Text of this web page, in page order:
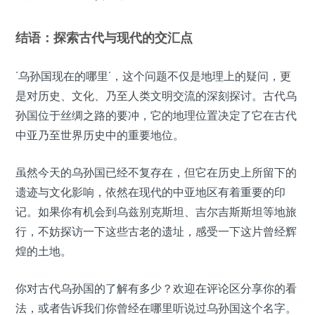
结语：探索古代与现代的交汇点
‘乌孙国现在的哪里’，这个问题不仅是地理上的疑问，更
是对历史、文化、乃至人类文明交流的深刻探讨。古代乌
孙国位于丝绸之路的要冲，它的地理位置决定了它在古代
中亚乃至世界历史中的重要地位。
虽然今天的乌孙国已经不复存在，但它在历史上所留下的
遗迹与文化影响，依然在现代的中亚地区有着重要的印
记。如果你有机会到乌兹别克斯坦、吉尔吉斯斯坦等地旅
行，不妨探访一下这些古老的遗址，感受一下这片曾经辉
煌的土地。
你对古代乌孙国的了解有多少？欢迎在评论区分享你的看
法，或者告诉我们你曾经在哪里听说过乌孙国这个名字。